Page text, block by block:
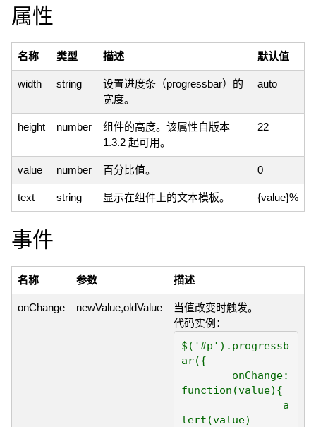
属性
名称 类型 描述 默认值
width string
设置进度条（progressbar）的
宽度。
auto
height number
组件的高度。该属性自版本
1.3.2 起可用。
22
value number 百分比值。 0
text string 显示在组件上的文本模板。 {value}%
事件
名称 参数 描述
onChange newValue,oldValue
当值改变时触发。
代码实例：
$('#p').progressb
ar({
function(value){
lert(value)